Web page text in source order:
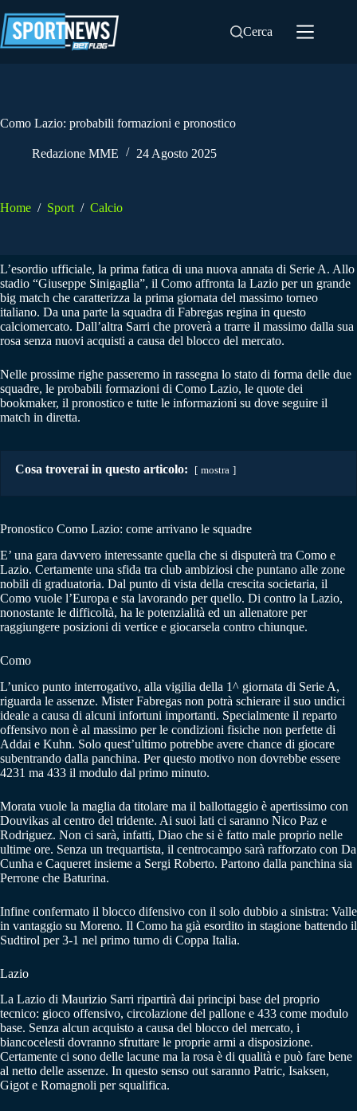
al
contenuto
Cerca
Como Lazio: probabili formazioni e pronostico
Redazione MME 24 Agosto 2025
Home / Sport / Calcio
L’esordio ufficiale, la prima fatica di una nuova annata di Serie A. Allo
stadio “Giuseppe Sinigaglia”, il Como affronta la Lazio per un grande
big match che caratterizza la prima giornata del massimo torneo
italiano. Da una parte la squadra di Fabregas regina in questo
calciomercato. Dall’altra Sarri che proverà a trarre il massimo dalla sua
rosa senza nuovi acquisti a causa del blocco del mercato.
Nelle prossime righe passeremo in rassegna lo stato di forma delle due
squadre, le probabili formazioni di Como Lazio, le quote dei
bookmaker, il pronostico e tutte le informazioni su dove seguire il
match in diretta.
Cosa troverai in questo articolo: mostra
Pronostico Como Lazio: come arrivano le squadre
E’ una gara davvero interessante quella che si disputerà tra Como e
Lazio. Certamente una sfida tra club ambiziosi che puntano alle zone
nobili di graduatoria. Dal punto di vista della crescita societaria, il
Como vuole l’Europa e sta lavorando per quello. Di contro la Lazio,
nonostante le difficoltà, ha le potenzialità ed un allenatore per
raggiungere posizioni di vertice e giocarsela contro chiunque.
Como
L’unico punto interrogativo, alla vigilia della 1^ giornata di Serie A,
riguarda le assenze. Mister Fabregas non potrà schierare il suo undici
ideale a causa di alcuni infortuni importanti. Specialmente il reparto
offensivo non è al massimo per le condizioni fisiche non perfette di
Addai e Kuhn. Solo quest’ultimo potrebbe avere chance di giocare
subentrando dalla panchina. Per questo motivo non dovrebbe essere
4231 ma 433 il modulo dal primo minuto.
Morata vuole la maglia da titolare ma il ballottaggio è apertissimo con
Douvikas al centro del tridente. Ai suoi lati ci saranno Nico Paz e
Rodriguez. Non ci sarà, infatti, Diao che si è fatto male proprio nelle
ultime ore. Senza un trequartista, il centrocampo sarà rafforzato con Da
Cunha e Caqueret insieme a Sergi Roberto. Partono dalla panchina sia
Perrone che Baturina.
Infine confermato il blocco difensivo con il solo dubbio a sinistra: Valle
in vantaggio su Moreno. Il Como ha già esordito in stagione battendo il
Sudtirol per 3-1 nel primo turno di Coppa Italia.
Lazio
La Lazio di Maurizio Sarri ripartirà dai principi base del proprio
tecnico: gioco offensivo, circolazione del pallone e 433 come modulo
base. Senza alcun acquisto a causa del blocco del mercato, i
biancocelesti dovranno sfruttare le proprie armi a disposizione.
Certamente ci sono delle lacune ma la rosa è di qualità e può fare bene
al netto delle assenze. In questo senso out saranno Patric, Isaksen,
Gigot e Romagnoli per squalifica.